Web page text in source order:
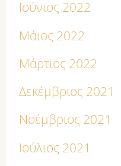
Ιούνιος 2022
Μάιος 2022
Μάρτιος 2022
Δεκέμβριος 2021
Νοέμβριος 2021
Ιούλιος 2021